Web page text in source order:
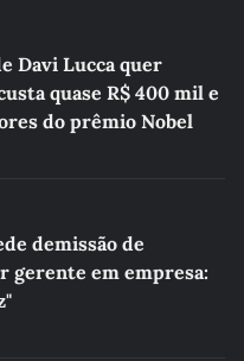
Davi Lucca quer
quase R$ 400 mil e
do prêmio Nobel
demissão de
gerente em empresa: